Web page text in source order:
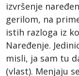
izvršenje
gerilom, na
istih razloga iz
Naređenje.
misli, ja sam tu
(vlast). Menjaju